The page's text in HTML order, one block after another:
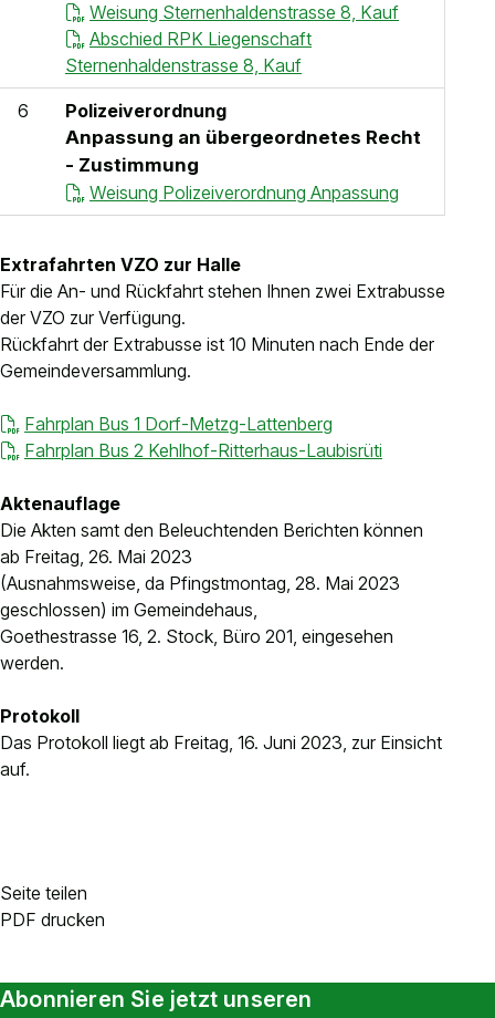
Weisung Sternenhaldenstrasse 8, Kauf
Abschied RPK Liegenschaft
Sternenhaldenstrasse 8, Kauf
6
Polizeiverordnung
Anpassung an übergeordnetes Recht
- Zustimmung
Weisung Polizeiverordnung Anpassung
Extrafahrten VZO zur Halle
Für die An- und Rückfahrt stehen Ihnen zwei Extrabusse
der VZO zur Verfügung.
Rückfahrt der Extrabusse ist 10 Minuten nach Ende der
Gemeindeversammlung.
Fahrplan Bus 1 Dorf-Metzg-Lattenberg
Fahrplan Bus 2 Kehlhof-Ritterhaus-Laubisrüti
Aktenauflage
Die Akten samt den Beleuchtenden Berichten können
ab Freitag, 26. Mai 2023
(Ausnahmsweise, da Pfingstmontag, 28. Mai 2023
geschlossen) im Gemeindehaus,
Goethestrasse 16, 2. Stock, Büro 201, eingesehen
werden.
Protokoll
Das Protokoll liegt ab Freitag, 16. Juni 2023, zur Einsicht
auf.
Seite teilen
PDF drucken
Abonnieren Sie jetzt unseren